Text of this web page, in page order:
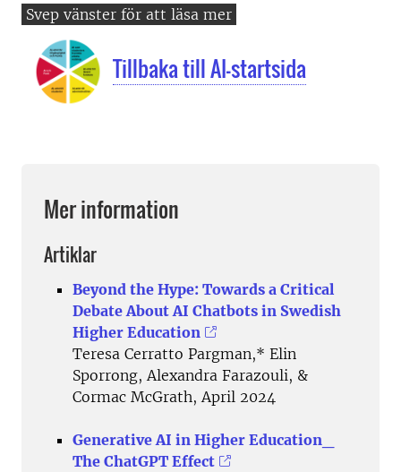
Tillbaka till AI-startsida
Mer information
Artiklar
Beyond the Hype: Towards a Critical
Debate About AI Chatbots in Swedish
Higher Education
Teresa Cerratto Pargman,* Elin
Sporrong, Alexandra Farazouli, &
Cormac McGrath, April 2024
Generative AI in Higher Education_
The ChatGPT Effect